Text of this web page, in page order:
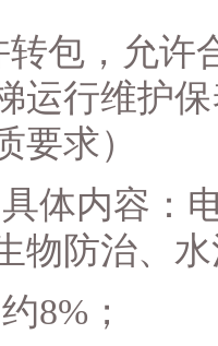
转包 ， 允许
运行维护
要求）
体内容：
物防治、
8%；